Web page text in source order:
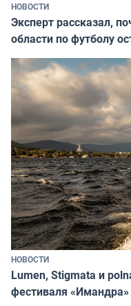
НОВОСТИ
Эксперт рассказал,
области по футболу
НОВОСТИ
Lumen, Stigmata и
фестиваля «Имандра»